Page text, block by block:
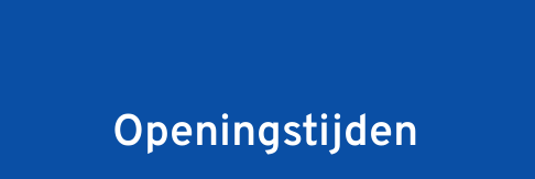
Openingstijden